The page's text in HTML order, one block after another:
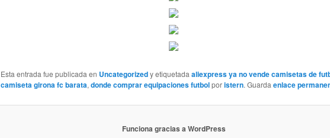
Esta entrada fue publicada en Uncategorizedy etiquetadaaliexpress ya no vende camisetas de
camiseta girona fc barata,donde comprar equipaciones futbolporistern. Guardaenlace
Funciona gracias a WordPress